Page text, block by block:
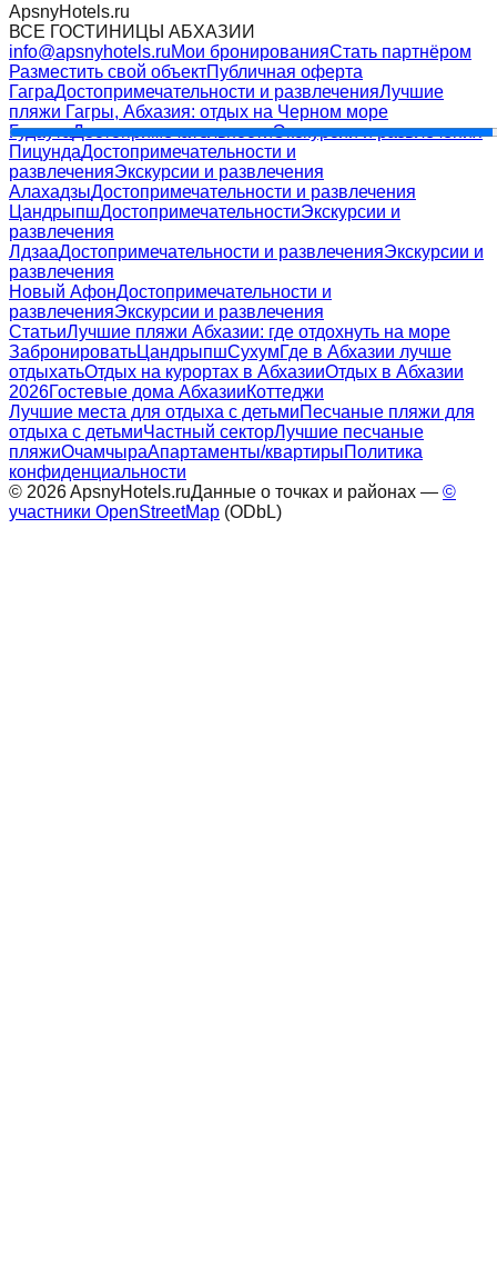
ApsnyHotels.ru
ВСЕ ГОСТИНИЦЫ АБХАЗИИ
info@apsnyhotels.ruМои бронированияСтать партнёром
Разместить свой объектПубличная оферта
ГаграДостопримечательности и развлеченияЛучшие
пляжи Гагры, Абхазия: отдых на Черном море
ГудаутаДостопримечательностиЭкскурсии и развлечения
ПицундаДостопримечательности и
развлеченияЭкскурсии и развлечения
АлахадзыДостопримечательности и развлечения
ЦандрыпшДостопримечательностиЭкскурсии и
развлечения
ЛдзааДостопримечательности и развлеченияЭкскурсии и
развлечения
Новый АфонДостопримечательности и
развлеченияЭкскурсии и развлечения
СтатьиЛучшие пляжи Абхазии: где отдохнуть на море
ЗабронироватьЦандрыпшСухумГде в Абхазии лучше
отдыхатьОтдых на курортах в АбхазииОтдых в Абхазии
2026Гостевые дома АбхазииКоттеджи
Лучшие места для отдыха с детьмиПесчаные пляжи для
отдыха с детьмиЧастный секторЛучшие песчаные
пляжиОчамчыраАпартаменты/квартирыПолитика
конфиденциальности
© 2026ApsnyHotels.ruДанные о точках и районах — ©
участники OpenStreetMap (ODbL)